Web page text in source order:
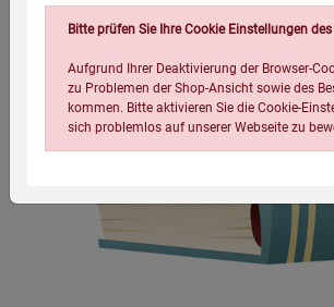
Bitte prüfen Sie Ihre Cookie Einstellungen
Aufgrund Ihrer Deaktivierung der Browser-
zu Problemen der Shop-Ansicht sowie des
kommen. Bitte aktivieren Sie die Cookie-
sich problemlos auf unserer Webseite zu